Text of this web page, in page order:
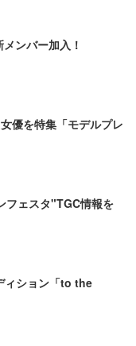
ンバー加入！
優を特集「モデルプレ
フェスタ"TGC情報を
ィション「to the